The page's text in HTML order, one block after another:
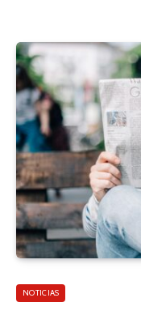
NOTICIAS